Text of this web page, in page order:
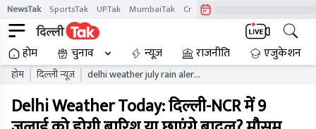
NewsTak SportsTak UPTak MumbaiTak CrimeTak
होम चुनाव न्यूज़ राजनीति एजुकेशन
होम दिल्ली न्यूज़
delhi weather july rain alert
weather forecast
Delhi Weather Today: दिल्ली-NCR में 9